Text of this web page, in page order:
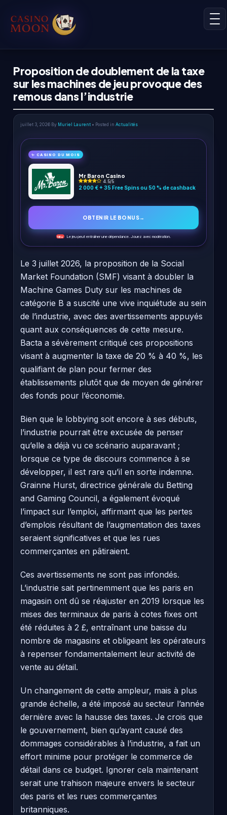
Proposition de doublement de la taxe
sur les machines de jeu provoque des
remous dans l’industrie
juillet 3, 2026 By Muriel Laurent • Posted in Actualités
✨ CASINO DU MOIS
Mr Baron Casino
4.5/5
2 000 € + 35 Free Spins ou 50 % de cashback
OBTENIR LE BONUS→
18+ Le jeu peut entraîner une dépendance. Jouez avec modération.
Le 3 juillet 2026, la proposition de la Social
Market Foundation (SMF) visant à doubler la
Machine Games Duty sur les machines de
catégorie B a suscité une vive inquiétude au sein
de l’industrie, avec des avertissements appuyés
quant aux conséquences de cette mesure.
Bacta a sévèrement critiqué ces propositions
visant à augmenter la taxe de 20 % à 40 %, les
qualifiant de plan pour fermer des
établissements plutôt que de moyen de générer
des fonds pour l’économie.
Bien que le lobbying soit encore à ses débuts,
l’industrie pourrait être excusée de penser
qu’elle a déjà vu ce scénario auparavant ;
lorsque ce type de discours commence à se
développer, il est rare qu’il en sorte indemne.
Grainne Hurst, directrice générale du Betting
and Gaming Council, a également évoqué
l’impact sur l’emploi, affirmant que les pertes
d’emplois résultant de l’augmentation des taxes
seraient significatives et que les rues
commerçantes en pâtiraient.
Ces avertissements ne sont pas infondés.
L’industrie sait pertinemment que les paris en
magasin ont dû se réajuster en 2019 lorsque les
mises des terminaux de paris à cotes fixes ont
été réduites à 2 £, entraînant une baisse du
nombre de magasins et obligeant les opérateurs
à repenser fondamentalement leur activité de
vente au détail.
Un changement de cette ampleur, mais à plus
grande échelle, a été imposé au secteur l’année
dernière avec la hausse des taxes. Je crois que
le gouvernement, bien qu’ayant causé des
dommages considérables à l’industrie, a fait un
effort minime pour protéger le commerce de
détail dans ce budget. Ignorer cela maintenant
serait une trahison majeure envers le secteur
des paris et les rues commerçantes
britanniques.